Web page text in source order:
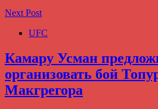
Next Post
UFC
Камару Усман
организовать бой
Макгрегора